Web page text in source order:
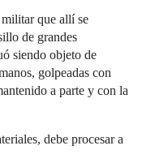
que allí se
de grandes
siendo objeto de
golpeadas con
a parte y con la
debe procesar a